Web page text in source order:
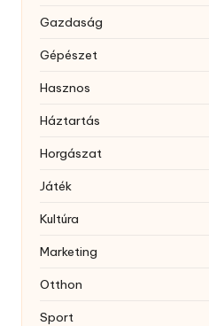
Gazdaság
Gépészet
Hasznos
Háztartás
Horgászat
Játék
Kultúra
Marketing
Otthon
Sport